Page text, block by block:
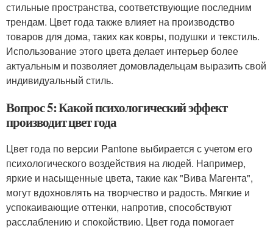
стильные пространства, соответствующие последним
трендам. Цвет года также влияет на производство
товаров для дома, таких как ковры, подушки и текстиль.
Использование этого цвета делает интерьер более
актуальным и позволяет домовладельцам выразить свой
индивидуальный стиль.
Вопрос 5: Какой психологический эффект
производит цвет года
Цвет года по версии Pantone выбирается с учетом его
психологического воздействия на людей. Например,
яркие и насыщенные цвета, такие как "Вива Магента",
могут вдохновлять на творчество и радость. Мягкие и
успокаивающие оттенки, напротив, способствуют
расслаблению и спокойствию. Цвет года помогает